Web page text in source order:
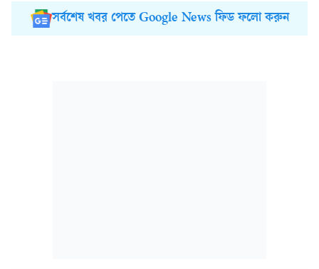
সর্বশেষ খবর পেতে Google News ফিড ফলো করুন